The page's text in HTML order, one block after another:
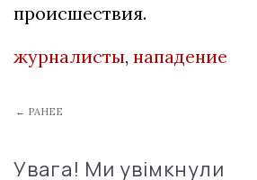
происшествия.
журналисты, нападение
← РАНЕЕ
Увага! Ми увімкнули